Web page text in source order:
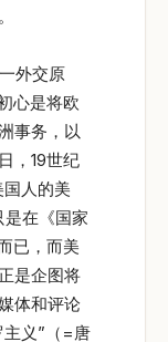
外交原
心是将欧
事务，以
，19世纪
人的美
在《国家
已，而美
是企图将
体和评论
主义”（=唐